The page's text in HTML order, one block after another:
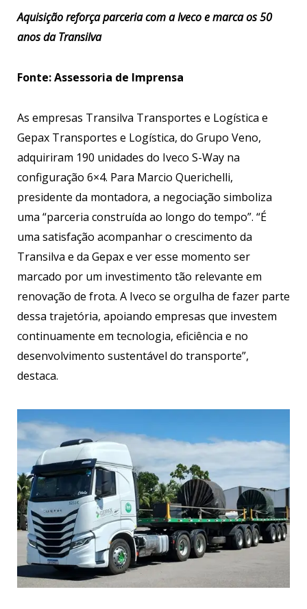
Aquisição reforça parceria com a Iveco e marca os 50
anos da Transilva
Fonte: Assessoria de Imprensa
As empresas Transilva Transportes e Logística e
Gepax Transportes e Logística, do Grupo Veno,
adquiriram 190 unidades do Iveco S-Way na
configuração 6×4. Para Marcio Querichelli,
presidente da montadora, a negociação simboliza
uma “parceria construída ao longo do tempo”. “É
uma satisfação acompanhar o crescimento da
Transilva e da Gepax e ver esse momento ser
marcado por um investimento tão relevante em
renovação de frota. A Iveco se orgulha de fazer parte
dessa trajetória, apoiando empresas que investem
continuamente em tecnologia, eficiência e no
desenvolvimento sustentável do transporte”,
destaca.